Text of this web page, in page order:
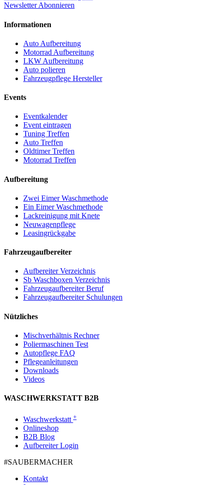
Newsletter Abonnieren
Informationen
Auto Aufbereitung
Motorrad Aufbereitung
LKW Aufbereitung
Auto polieren
Fahrzeugpflege Hersteller
Events
Eventkalender
Event eintragen
Tuning Treffen
Auto Treffen
Oldtimer Treffen
Motorrad Treffen
Aufbereitung
Zwei Eimer Waschmethode
Ein Eimer Waschmethode
Lackreinigung mit Knete
Neuwagenpflege
Leasingrückgabe
Fahrzeugaufbereiter
Aufbereiter Verzeichnis
Sb Waschboxen Verzeichnis
Fahrzeugaufbereiter Beruf
Fahrzeugaufbereiter Schulungen
Nützliches
Mischverhältnis Rechner
Poliermaschinen Test
Autopflege FAQ
Pflegeanleitungen
Downloads
Videos
WASCHWERKSTATT B2B
Waschwerkstatt +
Onlineshop
B2B Blog
Aufbereiter Login
#SAUBER­MACHER
Kontakt